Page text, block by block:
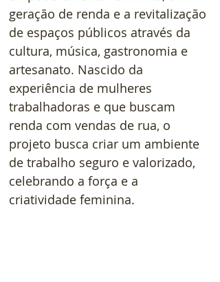
geração de renda e a revitalização
de espaços públicos através da
cultura, música, gastronomia e
artesanato. Nascido da
experiência de mulheres
trabalhadoras e que buscam
renda com vendas de rua, o
projeto busca criar um ambiente
de trabalho seguro e valorizado,
celebrando a força e a
criatividade feminina.